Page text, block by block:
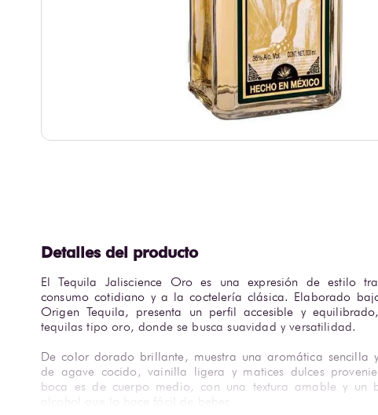
El Tequila Jaliscience Oro es una expresión de estilo
consumo cotidiano y a la coctelería clásica. Elaborado
Origen Tequila, presenta un perfil accesible y
tequilas tipo oro, donde se busca suavidad y versatilidad.
De color dorado brillante, muestra una aromática sencilla
de agave cocido, vainilla ligera y matices dulces
boca es de cuerpo medio, con una textura amable y un
alcohol que lo hace fácil de beber.